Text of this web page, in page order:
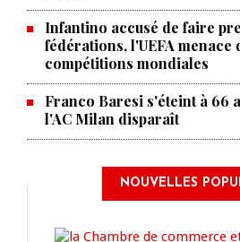
Infantino accusé de faire
fédérations, l'UEFA menace
compétitions mondiales
Franco Baresi s'éteint à 66
l'AC Milan disparaît
NOUVELLES